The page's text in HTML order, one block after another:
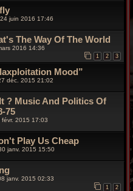
24 juin 2016 17:46
The Way Of The World
2016 14:36
1 2 3
Mood”
déc. 2015 21:02
? Music And Politics Of
75
févr. 2015 17:03
Play Us Cheap
janv. 2015 15:50
janv. 2015 02:33
1 2